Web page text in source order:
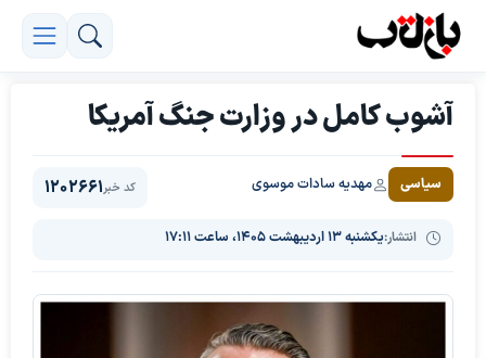
آشوب کامل در وزارت جنگ آمریکا
سیاسی مهدیه سادات موسوی
انتشار:یکشنبه ۱۳ اردیبهشت ۱۴۰۵، ساعت ۱۷:۱۱
کد خبر1202661